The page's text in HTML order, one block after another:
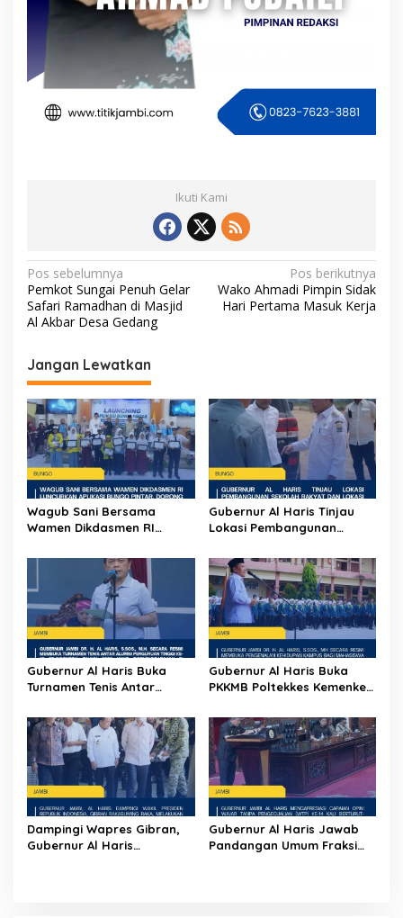
Ikuti Kami
N
a
v
i
g
a
s
i
p
o
s
Pos sebelumnya
Pemkot Sungai Penuh Gelar
Safari Ramadhan di Masjid
Al Akbar Desa Gedang
Pos berikutnya
Wako Ahmadi Pimpin Sidak
Hari Pertama Masuk Kerja
Jangan Lewatkan
Wagub Sani Bersama
Wamen Dikdasmen RI
Pintar, Dorong
Transformasi Digital
Pendidikan di Jambi
Gubernur Al Haris Tinjau
Lokasi Pembangunan
Pembangunan BTN Bungo
Green City
Gubernur Al Haris Buka
Turnamen Tenis Antar
16 se-Indonesia di UNJA
Gubernur Al Haris Buka
PKKMB Poltekkes Kemenkes
Strategis Tenaga
Kesehatan dan Promosi
Kesehatan
Dampingi Wapres Gibran,
Gubernur Al Haris
Gubernur Al Haris Jawab
Pandangan Umum Fraksi